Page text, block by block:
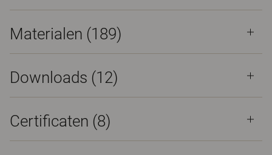
Materialen (189)
Downloads (12)
Certificaten (8)